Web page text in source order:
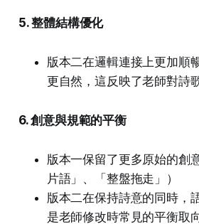
5. 整體結構優化
版本二在邏輯連接上更加順
更自然，這反映了老師對詩
6. 創意與規範的平衡
版本一保留了更多原始的創
片語」、「整盤拖走」）
版本二在保持詩意的同時，
是老師修改時常見的平衡取